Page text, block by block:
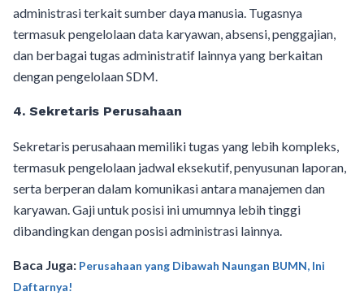
administrasi terkait sumber daya manusia. Tugasnya
termasuk pengelolaan data karyawan, absensi, penggajian,
dan berbagai tugas administratif lainnya yang berkaitan
dengan pengelolaan SDM.
4. Sekretaris Perusahaan
Sekretaris perusahaan memiliki tugas yang lebih kompleks,
termasuk pengelolaan jadwal eksekutif, penyusunan laporan,
serta berperan dalam komunikasi antara manajemen dan
karyawan. Gaji untuk posisi ini umumnya lebih tinggi
dibandingkan dengan posisi administrasi lainnya.
Baca Juga: Perusahaan yang Dibawah Naungan BUMN, Ini
Daftarnya!